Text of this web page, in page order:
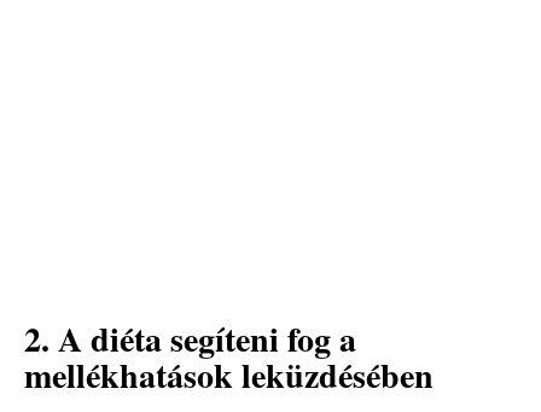
2. A diéta segíteni fog a
mellékhatások leküzdésében